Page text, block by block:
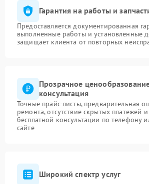
Гарантия на работы и
Предоставляется документированная
выполненные работы и установленные
защищает клиента от повторных
Прозрачное
консультация
Точные прайс-листы, предварительная
ремонта, отсутствие скрытых платежей
бесплатной консультации по телефону
сайте
Широкий спектр услуг